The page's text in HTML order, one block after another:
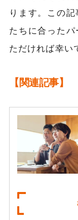
ります。この
たちに合った
ただければ幸い
【関連記事】